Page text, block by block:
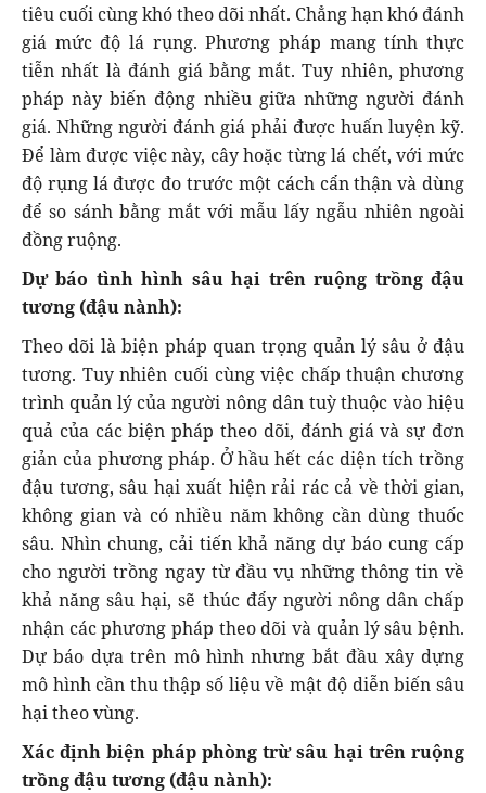
tiêu cuối cùng khó theo dõi nhất. Chẳng hạn khó đánh
giá mức độ lá rụng. Phương pháp mang tính thực
tiễn nhất là đánh giá bằng mắt. Tuy nhiên, phương
pháp này biến động nhiều giữa những người đánh
giá. Những người đánh giá phải được huấn luyện kỹ.
Để làm được việc này, cây hoặc từng lá chết, với mức
độ rụng lá được đo trước một cách cẩn thận và dùng
để so sánh bằng mắt với mẫu lấy ngẫu nhiên ngoài
đồng ruộng.
Dự báo tình hình sâu hại trên ruộng trồng đậu
tương (đậu nành):
Theo dõi là biện pháp quan trọng quản lý sâu ở đậu
tương. Tuy nhiên cuối cùng việc chấp thuận chương
trình quản lý của người nông dân tuỳ thuộc vào hiệu
quả của các biện pháp theo dõi, đánh giá và sự đơn
giản của phương pháp. Ở hầu hết các diện tích trồng
đậu tương, sâu hại xuất hiện rải rác cả về thời gian,
không gian và có nhiều năm không cần dùng thuốc
sâu. Nhìn chung, cải tiến khả năng dự báo cung cấp
cho người trồng ngay từ đầu vụ những thông tin về
khả năng sâu hại, sẽ thúc đẩy người nông dân chấp
nhận các phương pháp theo dõi và quản lý sâu bệnh.
Dự báo dựa trên mô hình nhưng bắt đầu xây dựng
mô hình cần thu thập số liệu về mật độ diễn biến sâu
hại theo vùng.
Xác định biện pháp phòng trừ sâu hại trên ruộng
trồng đậu tương (đậu nành):